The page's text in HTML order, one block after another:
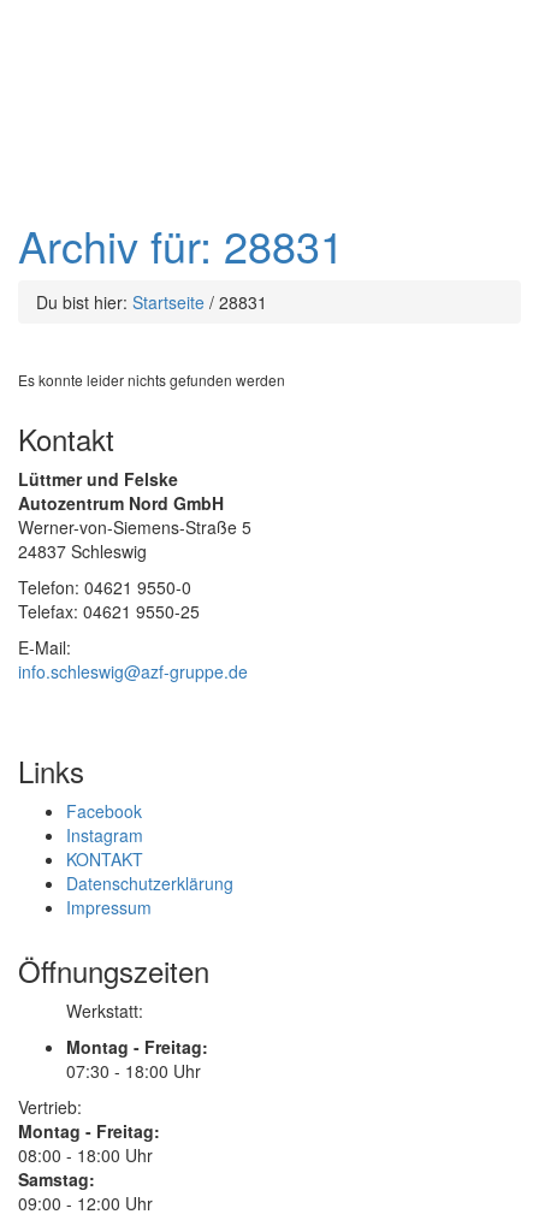
Archiv für: 28831
Du bist hier: Startseite / 28831
Es konnte leider nichts gefunden werden
Kontakt
Lüttmer und Felske
Autozentrum Nord GmbH
Werner-von-Siemens-Straße 5
24837 Schleswig
Telefon: 04621 9550-0
Telefax: 04621 9550-25
E-Mail:
info.schleswig@azf-gruppe.de
Links
Facebook
Instagram
KONTAKT
Datenschutzerklärung
Impressum
Öffnungszeiten
Werkstatt:
Montag - Freitag:
07:30 - 18:00 Uhr
Vertrieb:
Montag - Freitag:
08:00 - 18:00 Uhr
Samstag:
09:00 - 12:00 Uhr